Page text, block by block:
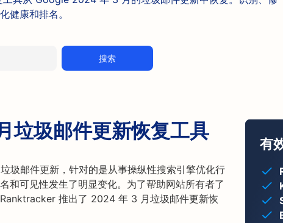
健康和排名。
搜索
垃圾邮件更新恢复工具
圾邮件更新，针对的是从事操纵性搜索引擎优化行
和可见性发生了明显变化。为了帮助网站所有者了
推出了 2024 年 3 月垃圾邮件更新恢
有